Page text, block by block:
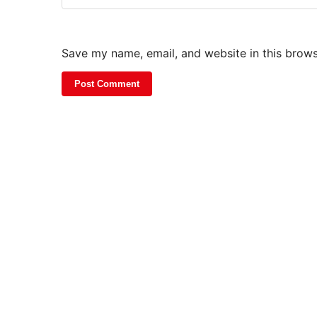
Save my name, email, and website in this